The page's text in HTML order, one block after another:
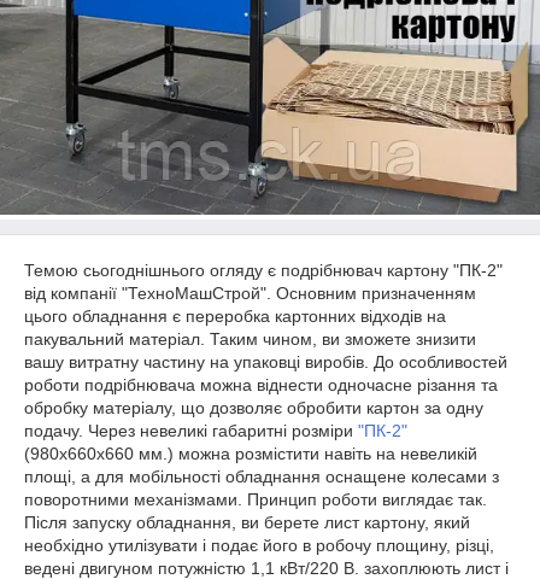
Темою сьогоднішнього огляду є подрібнювач картону "ПК-2"
від компанії "ТехноМашСтрой". Основним призначенням
цього обладнання є переробка картонних відходів на
пакувальний матеріал. Таким чином, ви зможете знизити
вашу витратну частину на упаковці виробів. До особливостей
роботи подрібнювача можна віднести одночасне різання та
обробку матеріалу, що дозволяє обробити картон за одну
подачу. Через невеликі габаритні розміри "ПК-2"
(980х660х660 мм.) можна розмістити навіть на невеликій
площі, а для мобільності обладнання оснащене колесами з
поворотними механізмами. Принцип роботи виглядає так.
Після запуску обладнання, ви берете лист картону, який
необхідно утилізувати і подає його в робочу площину, різці,
ведені двигуном потужністю 1,1 кВт/220 В. захоплюють лист і